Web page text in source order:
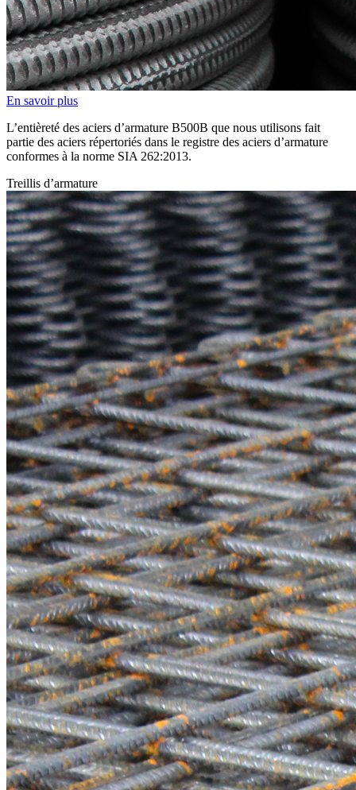
En savoir plus
L’entièreté des aciers d’armature B500B que nous utilisons fait
partie des aciers répertoriés dans le registre des aciers d’armature
conformes à la norme SIA 262:2013.
Treillis d’armature